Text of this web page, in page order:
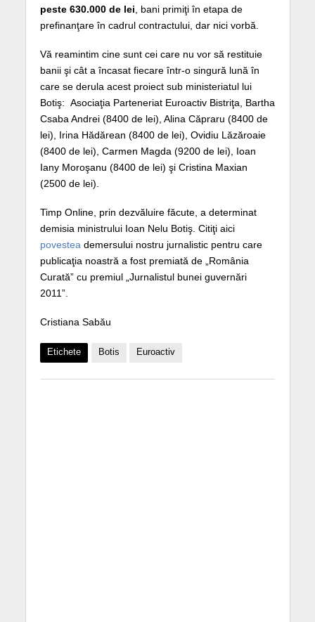
peste 630.000 de lei , bani primiţi în etapa de
prefinanţare în cadrul contractului, dar nici vorbă.
Vă reamintim cine sunt cei care nu vor să restituie
banii şi cât a încasat fiecare într-o singură lună în
care se derula acest proiect sub ministeriatul lui
Botiş: Asociaţia Parteneriat Euroactiv Bistriţa, Bartha
Csaba Andrei (8400 de lei), Alina Căpraru (8400 de
lei), Irina Hădărean (8400 de lei), Ovidiu Lăzăroaie
(8400 de lei), Carmen Magda (9200 de lei), Ioan
Iany Moroşanu (8400 de lei) şi Cristina Maxian
(2500 de lei).
Timp Online, prin dezvăluire făcute, a determinat
demisia ministrului Ioan Nelu Botiş. Citiţi aici
povestea demersului nostru jurnalistic pentru care
publicaţia noastră a fost premiată de „România
Curată” cu premiul „Jurnalistul bunei guvernări
2011”.
Cristiana Sabău
Etichete Botis Euroactiv